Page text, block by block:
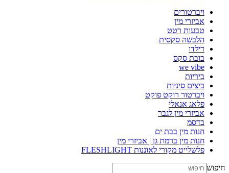
ויברטורים
אביזרי מין
טבעות רטט
הלבשה סקסית
דילדו
בובת סקס
we vibe
ביריות
ביצים סיניות
ויברטור רוקט פוקט
פלאג אנאלי
אביזרי מין לגבר
בדסמ
חנות מין בבת ים
חנות מין ברמת גן | אביזרי מין
פלשלייט מקורי לאוננות FLESHLIGHT
חיפוש